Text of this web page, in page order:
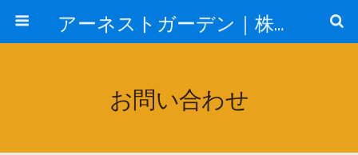
アーネストガーデン｜株式会社三栄建設
お問い合わせ